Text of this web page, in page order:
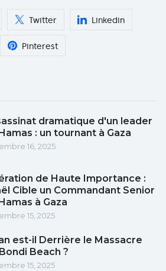
Twitter Linkedin
Pinterest
dramatique d'un leader
: un tournant à Gaza
16, 2025
de Haute Importance :
Cible un Commandant Senior
à Gaza
15, 2025
est-il Derrière le Massacre
Beach ?
15, 2025